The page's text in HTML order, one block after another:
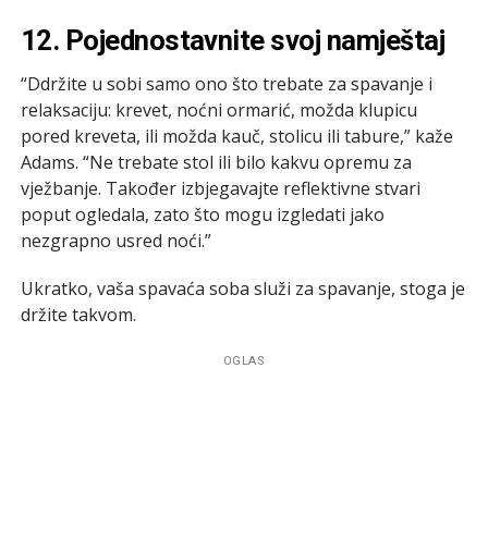
12. Pojednostavnite svoj namještaj
“Ddržite u sobi samo ono što trebate za spavanje i
relaksaciju: krevet, noćni ormarić, možda klupicu
pored kreveta, ili možda kauč, stolicu ili tabure,” kaže
Adams. “Ne trebate stol ili bilo kakvu opremu za
vježbanje. Također izbjegavajte reflektivne stvari
poput ogledala, zato što mogu izgledati jako
nezgrapno usred noći.”
Ukratko, vaša spavaća soba služi za spavanje, stoga je
držite takvom.
OGLAS